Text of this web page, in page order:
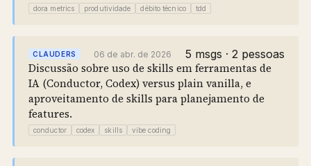
dora metrics produtividade débito técnico tdd
CLAUDERS 06 de abr. de 2026 5 msgs · 2 pessoas
Discussão sobre uso de skills em ferramentas de
IA (Conductor, Codex) versus plain vanilla, e
aproveitamento de skills para planejamento de
features.
conductor codex skills vibe coding